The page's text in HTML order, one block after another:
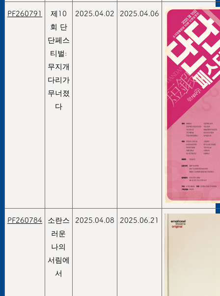
PF260791
제10
회 단
단페스
티벌:
무지개
다리가
무너졌
다
2025.04.02 2025.04.06
PF260784
소란스
러운
나의
서림에
서
2025.04.08 2025.06.21